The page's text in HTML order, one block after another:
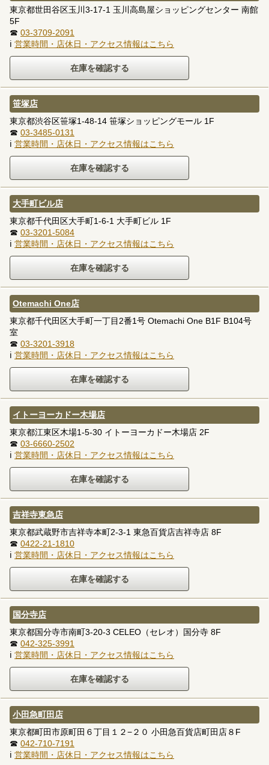
東京都世田谷区玉川3-17-1 玉川高島屋ショッピングセンター 南館
5F
☎ 03-3709-2091
ℹ 営業時間・店休日・アクセス情報はこちら
笹塚店
東京都渋谷区笹塚1-48-14 笹塚ショッピングモール 1F
☎ 03-3485-0131
ℹ 営業時間・店休日・アクセス情報はこちら
大手町ビル店
東京都千代田区大手町1-6-1 大手町ビル 1F
☎ 03-3201-5084
ℹ 営業時間・店休日・アクセス情報はこちら
Otemachi One店
東京都千代田区大手町一丁目2番1号 Otemachi One B1F B104号
室
☎ 03-3201-3918
ℹ 営業時間・店休日・アクセス情報はこちら
イトーヨーカドー木場店
東京都江東区木場1-5-30 イトーヨーカドー木場店 2F
☎ 03-6660-2502
ℹ 営業時間・店休日・アクセス情報はこちら
吉祥寺東急店
東京都武蔵野市吉祥寺本町2-3-1 東急百貨店吉祥寺店 8F
☎ 0422-21-1810
ℹ 営業時間・店休日・アクセス情報はこちら
国分寺店
東京都国分寺市南町3-20-3 CELEO（セレオ）国分寺 8F
☎ 042-325-3991
ℹ 営業時間・店休日・アクセス情報はこちら
小田急町田店
東京都町田市原町田６丁目１２−２０ 小田急百貨店町田店８F
☎ 042-710-7191
ℹ 営業時間・店休日・アクセス情報はこちら